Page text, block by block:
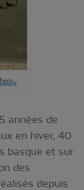
années de
en hiver, 40
basque et sur
des
depuis